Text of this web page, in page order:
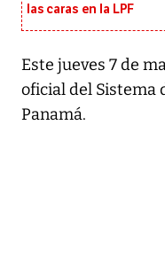
las caras en la LPF
Este jueves 7 de
oficial del Sistema
Panamá.